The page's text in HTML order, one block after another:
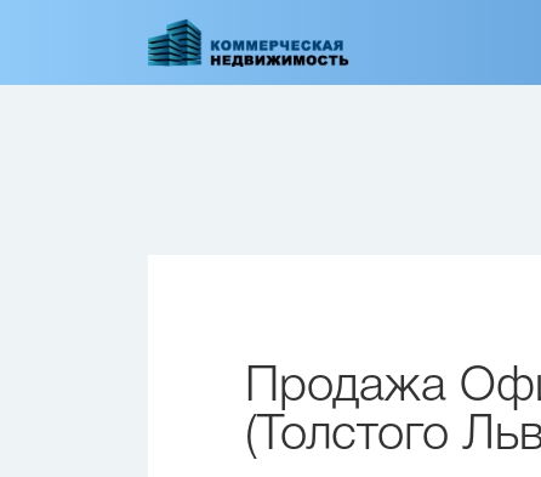
Продажа
(Толстого